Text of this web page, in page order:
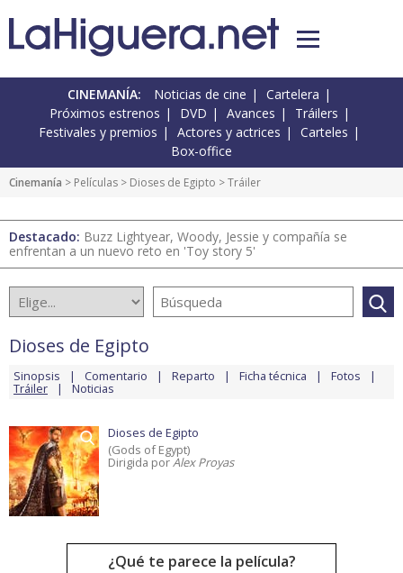
CINEMANÍA: Noticias de cine
Cartelera
Próximos estrenos
DVD Avances
Tráilers
Festivales y premios
Actores y actrices
Carteles
Box-office
Cinemanía > Películas > Dioses de Egipto > Tráiler
Destacado: Buzz Lightyear, Woody, Jessie y compañía se
enfrentan a un nuevo reto en 'Toy story 5'
Dioses de Egipto
Sinopsis Comentario Reparto Ficha técnica Fotos
Tráiler Noticias
Dioses de Egipto
(Gods of Egypt)
Dirigida porAlex Proyas
¿Qué te parece la película?